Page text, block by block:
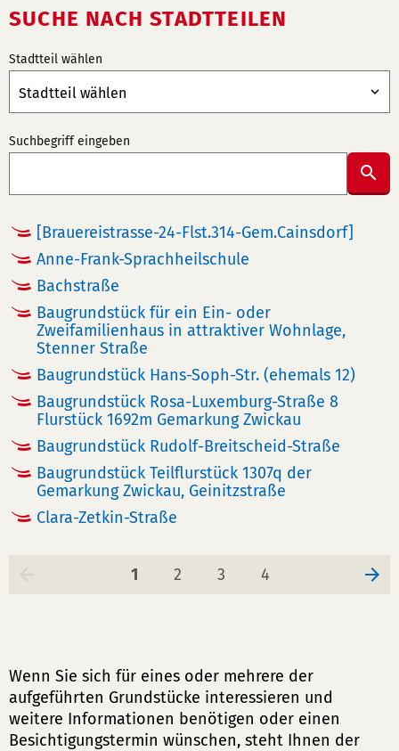
n
m
m
e
SUCHE NACH STADTTEILEN
Stadtteil wählen
Suchbegriff eingeben
[Brauereistrasse-24-Flst.314-Gem.Cainsdorf]
Anne-Frank-Sprachheilschule
Bachstraße
Baugrundstück für ein Ein- oder
Zweifamilienhaus in attraktiver Wohnlage,
Stenner Straße
Baugrundstück Hans-Soph-Str. (ehemals 12)
Baugrundstück Rosa-Luxemburg-Straße 8
Flurstück 1692m Gemarkung Zwickau
Baugrundstück Rudolf-Breitscheid-Straße
Baugrundstück Teilflurstück 1307q der
Gemarkung Zwickau, Geinitzstraße
Clara-Zetkin-Straße
Seite
1 Seite
2 Seite
3 Seite
4
Wenn Sie sich für eines oder mehrere der
aufgeführten Grundstücke interessieren und
weitere Informationen benötigen oder einen
Besichtigungstermin wünschen, steht Ihnen der